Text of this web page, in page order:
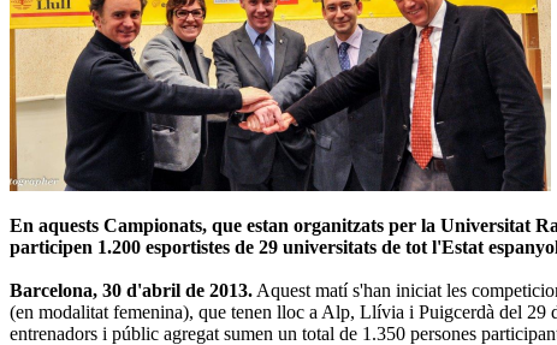
En aquests Campionats, que estan organitzats per la Universitat
participen 1.200 esportistes de 29 universitats de tot l'Estat
Barcelona, ​​30 d'abril de 2013. Aquest matí s'han iniciat les
(en modalitat femenina), que tenen lloc a Alp, Llívia i Puigcerdà del 29
entrenadors i públic agregat sumen un total de 1.350 persones